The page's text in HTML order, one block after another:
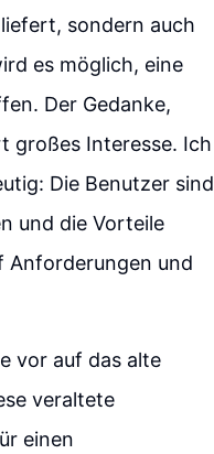
sondern auch
es möglich, eine
Der Gedanke,
großes Interesse. Ich
Die Benutzer sind
und die Vorteile
Anforderungen und
vor auf das alte
veraltete
einen